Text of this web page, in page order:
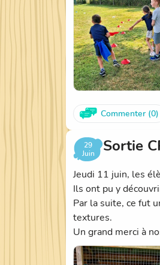
Commenter (0)
29
Juin
Sortie
Jeudi 11 juin, les
Ils ont pu y
Par la suite, ce fut
textures.
Un grand merci à